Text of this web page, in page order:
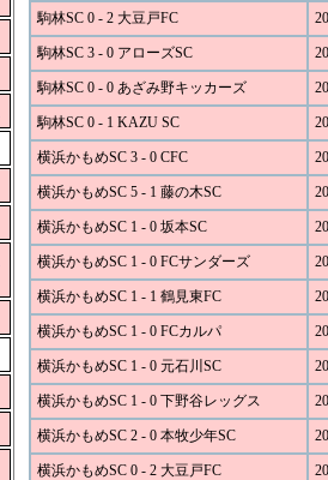
駒林SC 0 - 2 大豆戸FC
駒林SC 3 - 0 アローズSC
駒林SC 0 - 0 あざみ野キッカーズ
駒林SC 0 - 1 KAZU SC
横浜かもめSC 3 - 0 CFC
横浜かもめSC 5 - 1 藤の木SC
横浜かもめSC 1 - 0 坂本SC
横浜かもめSC 1 - 0 FCサンダーズ
横浜かもめSC 1 - 1 鶴見東FC
横浜かもめSC 1 - 0 FCカルパ
横浜かもめSC 1 - 0 元石川SC
横浜かもめSC 1 - 0 下野谷レッグス
横浜かもめSC 2 - 0 本牧少年SC
横浜かもめSC 0 - 2 大豆戸FC